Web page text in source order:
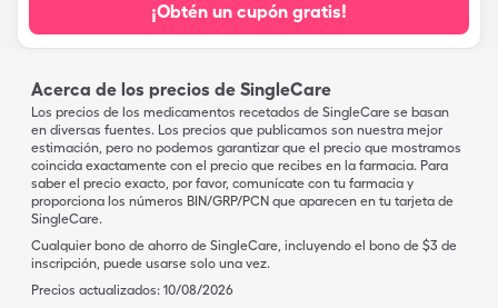
¡Obtén un cupón gratis!
Acerca de los precios de SingleCare
Los precios de los medicamentos recetados de SingleCare se basan
en diversas fuentes. Los precios que publicamos son nuestra mejor
estimación, pero no podemos garantizar que el precio que mostramos
coincida exactamente con el precio que recibes en la farmacia. Para
saber el precio exacto, por favor, comunícate con tu farmacia y
proporciona los números BIN/GRP/PCN que aparecen en tu tarjeta de
SingleCare.
Cualquier bono de ahorro de SingleCare, incluyendo el bono de $3 de
inscripción, puede usarse solo una vez.
Precios actualizados: 10/08/2026